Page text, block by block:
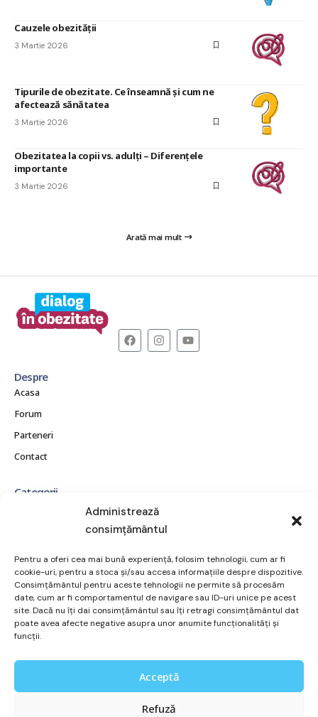
Administrează
consimțământul
Pentru a oferi cea mai bună experiență, folosim tehnologii, cum ar fi
cookie-uri, pentru a stoca și/sau accesa informațiile despre dispozitive.
Consimțământul pentru aceste tehnologii ne permite să procesăm
date, cum ar fi comportamentul de navigare sau ID-uri unice pe acest
site. Dacă nu îți dai consimțământul sau îți retragi consimțământul dat
poate avea afecte negative asupra unor anumite funcționalități și
funcții.
Acceptă
Refuză
Cauzele obezității
3 Martie 2026
Tipurile de obezitate. Ce înseamnă și cum ne
afectează sănătatea
3 Martie 2026
Obezitatea la copii vs. adulți – Diferențele
importante
3 Martie 2026
Arată mai mult
Despre
Acasa
Forum
Parteneri
Contact
Categorii
CE ESTE OBEZITATEA?
CONSECINȚE ȘI COMPLICAȚII
POVEȘTI REALE
RESURSE ȘI SUPORT
TRATAMENT ȘI OPȚIUNI
VIAȚA DE ZI CU ZI
Politica cookies